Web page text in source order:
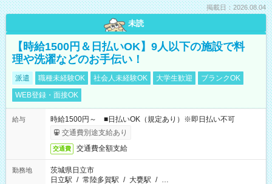
掲載日：2026.08.04
未読
【時給1500円＆日払いOK】9人以下の施設で料
理や洗濯などのお手伝い！
派遣 職種未経験OK 社会人未経験OK 大学生歓迎
ブランクOK
WEB登録・面接OK
給与
時給1500円～ ■日払いOK（規定あり）※即日払い不可
交通費別途支給あり
交通費 交通費全額支給
勤務地
茨城県日立市
日立駅 / 常陸多賀駅 / 大甕駅 / …